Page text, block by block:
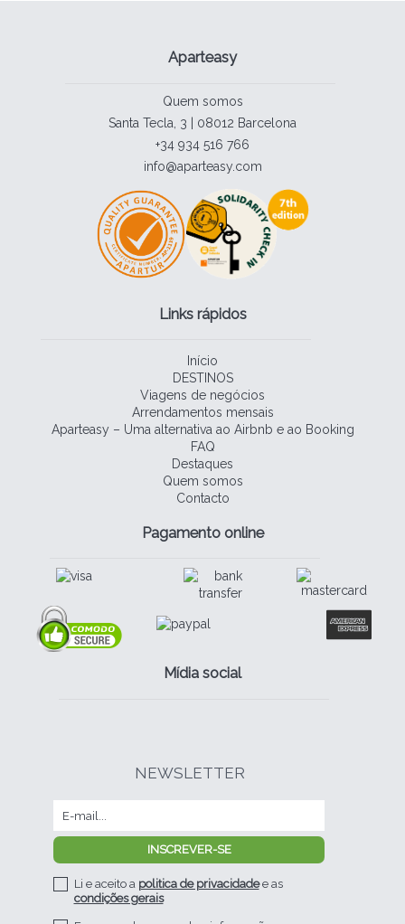
Aparteasy
Quem somos
Santa Tecla, 3 | 08012 Barcelona
+34 934 516 766
info@aparteasy.com
Links rápidos
Início
DESTINOS
Viagens de negócios
Arrendamentos mensais
Aparteasy – Uma alternativa ao Airbnb e ao Booking
FAQ
Destaques
Quem somos
Contacto
Pagamento online
Mídia social
NEWSLETTER
Li e aceito a politica de privacidadee as
condições gerais